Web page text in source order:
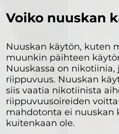
Voiko nuuskan
Nuuskan käytön, kuten
muunkin päihteen
Nuuskassa on
riippuvuus. Nuuskan
siis vaatia nikotiinista
riippuvuusoireiden
mahdotonta ei nuuskan
kuitenkaan ole.